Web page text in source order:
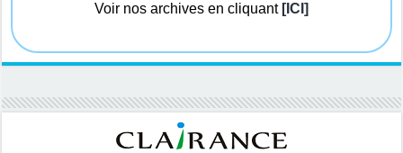
Voir nos archives en cliquant [ICI]